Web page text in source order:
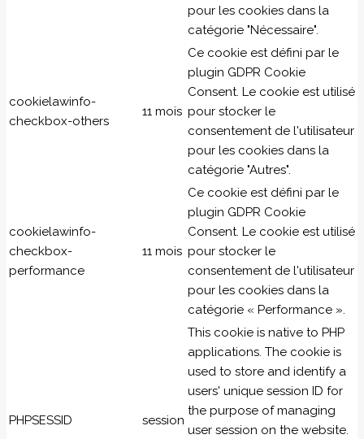
pour les cookies dans la
catégorie "Nécessaire".
cookielawinfo-
checkbox-others
11 mois
Ce cookie est défini par le
plugin GDPR Cookie
Consent. Le cookie est utilisé
pour stocker le
consentement de l'utilisateur
pour les cookies dans la
catégorie "Autres".
cookielawinfo-
checkbox-
performance
11 mois
Ce cookie est défini par le
plugin GDPR Cookie
Consent. Le cookie est utilisé
pour stocker le
consentement de l'utilisateur
pour les cookies dans la
catégorie « Performance ».
PHPSESSID session
This cookie is native to PHP
applications. The cookie is
used to store and identify a
users' unique session ID for
the purpose of managing
user session on the website.